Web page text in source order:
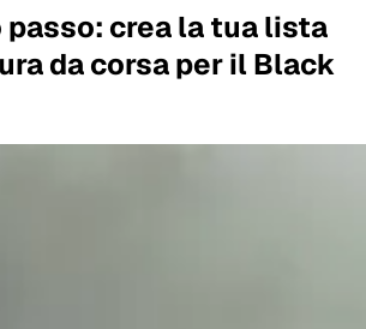
passo: crea la tua lista
da corsa per il Black